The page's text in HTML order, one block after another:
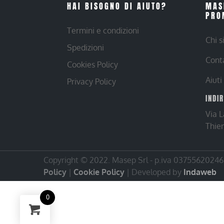
HAI BISOGNO DI AIUTO?
Termini e condizioni
Spedizioni
Cookies Policy
Privacy Policy
Chi
Aiuti
Via
Copyright © 2022. Masep Srl - p.iva 03755620246
Policy | Cookie Policy | Developed by Indaweb
0